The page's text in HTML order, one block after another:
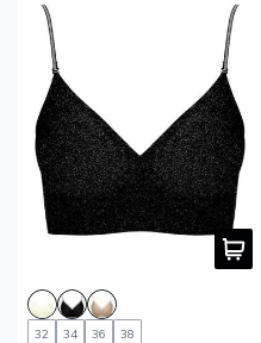
32 34 36 38